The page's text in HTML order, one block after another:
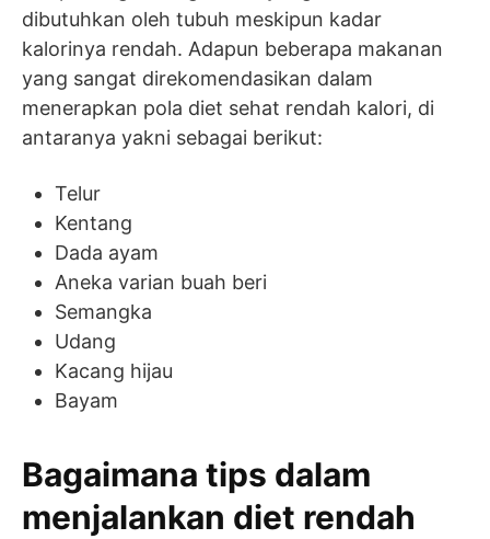
dibutuhkan oleh tubuh meskipun kadar
kalorinya rendah. Adapun beberapa makanan
yang sangat direkomendasikan dalam
menerapkan pola diet sehat rendah kalori, di
antaranya yakni sebagai berikut:
Telur
Kentang
Dada ayam
Aneka varian buah beri
Semangka
Udang
Kacang hijau
Bayam
Bagaimana tips dalam
menjalankan diet rendah